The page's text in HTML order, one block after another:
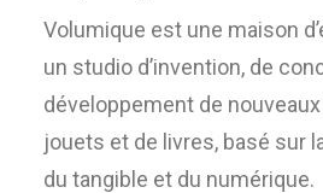
Volumique est une maison
un studio d’invention, de
développement de
jouets et de livres, basé sur
du tangible et du numérique.